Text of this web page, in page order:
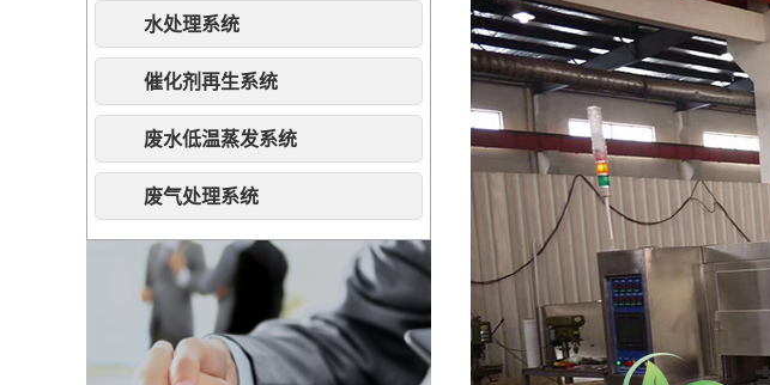
水处理系统
催化剂再生系统
废水低温蒸发系统
废气处理系统